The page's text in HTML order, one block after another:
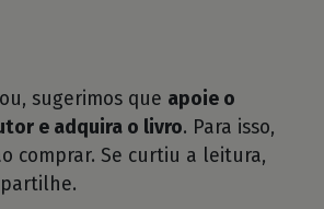
sugerimos que apoie o
e adquira o livro. Para isso,
comprar. Se curtiu a leitura,